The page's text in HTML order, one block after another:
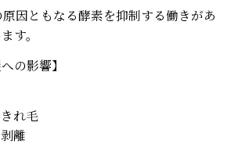
因ともなる酵素を抑制する働きがあ
す。
の影響】
れ毛
離